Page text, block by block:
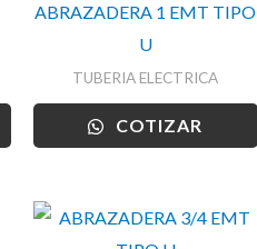
ABRAZADERA 1 EMT TIPO
U
TUBERIA ELECTRICA
COTIZAR